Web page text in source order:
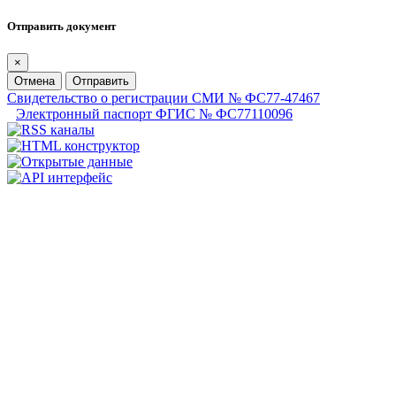
Отправить документ
×
Отмена
Отправить
Свидетельство о регистрации СМИ № ФС77-47467
Электронный паспорт ФГИС № ФС77110096